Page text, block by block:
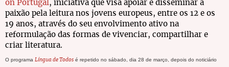
on Portugal, iniciativa que visa apoiar e disseminar a
paixão pela leitura nos jovens europeus, entre os 12 e os
19 anos, através do seu envolvimento ativo na
reformulação das formas de vivenciar, compartilhar e
criar literatura.
O programa Língua de Todos é repetido no sábado, dia 28 de março, depois do noticiário